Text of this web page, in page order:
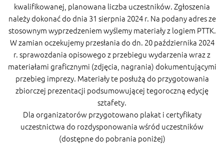
kwalifikowanej, planowana liczba uczestników. Zgłoszenia
należy dokonać do dnia 31 sierpnia 2024 r. Na podany adres ze
stosownym wyprzedzeniem wyślemy materiały z logiem PTTK.
W zamian oczekujemy przesłania do dn. 20 października 2024
r. sprawozdania opisowego z przebiegu wydarzenia wraz z
materiałami graficznymi (zdjęcia, nagrania) dokumentującymi
przebieg imprezy. Materiały te posłużą do przygotowania
zbiorczej prezentacji podsumowującej tegoroczną edycję
sztafety.
Dla organizatorów przygotowano plakat i certyfikaty
uczestnictwa do rozdysponowania wśród uczestników
(dostępne do pobrania poniżej)